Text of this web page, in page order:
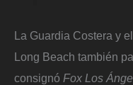
La Guardia Costera y
Long Beach también
consignó Fox Los